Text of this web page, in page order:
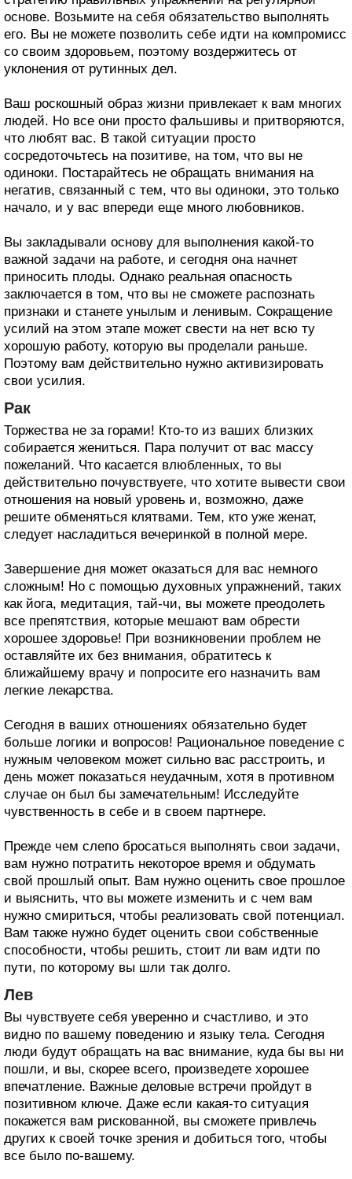
основе. Возьмите на себя обязательство выполнять
его. Вы не можете позволить себе идти на компромисс
со своим здоровьем, поэтому воздержитесь от
уклонения от рутинных дел.
Ваш роскошный образ жизни привлекает к вам многих
людей. Но все они просто фальшивы и притворяются,
что любят вас. В такой ситуации просто
сосредоточьтесь на позитиве, на том, что вы не
одиноки. Постарайтесь не обращать внимания на
негатив, связанный с тем, что вы одиноки, это только
начало, и у вас впереди еще много любовников.
Вы закладывали основу для выполнения какой-то
важной задачи на работе, и сегодня она начнет
приносить плоды. Однако реальная опасность
заключается в том, что вы не сможете распознать
признаки и станете унылым и ленивым. Сокращение
усилий на этом этапе может свести на нет всю ту
хорошую работу, которую вы проделали раньше.
Поэтому вам действительно нужно активизировать
свои усилия.
Рак
Торжества не за горами! Кто-то из ваших близких
собирается жениться. Пара получит от вас массу
пожеланий. Что касается влюбленных, то вы
действительно почувствуете, что хотите вывести свои
отношения на новый уровень и, возможно, даже
решите обменяться клятвами. Тем, кто уже женат,
следует насладиться вечеринкой в полной мере.
Завершение дня может оказаться для вас немного
сложным! Но с помощью духовных упражнений, таких
как йога, медитация, тай-чи, вы можете преодолеть
все препятствия, которые мешают вам обрести
хорошее здоровье! При возникновении проблем не
оставляйте их без внимания, обратитесь к
ближайшему врачу и попросите его назначить вам
легкие лекарства.
Сегодня в ваших отношениях обязательно будет
больше логики и вопросов! Рациональное поведение с
нужным человеком может сильно вас расстроить, и
день может показаться неудачным, хотя в противном
случае он был бы замечательным! Исследуйте
чувственность в себе и в своем партнере.
Прежде чем слепо бросаться выполнять свои задачи,
вам нужно потратить некоторое время и обдумать
свой прошлый опыт. Вам нужно оценить свое прошлое
и выяснить, что вы можете изменить и с чем вам
нужно смириться, чтобы реализовать свой потенциал.
Вам также нужно будет оценить свои собственные
способности, чтобы решить, стоит ли вам идти по
пути, по которому вы шли так долго.
Лев
Вы чувствуете себя уверенно и счастливо, и это
видно по вашему поведению и языку тела. Сегодня
люди будут обращать на вас внимание, куда бы вы ни
пошли, и вы, скорее всего, произведете хорошее
впечатление. Важные деловые встречи пройдут в
позитивном ключе. Даже если какая-то ситуация
покажется вам рискованной, вы сможете привлечь
других к своей точке зрения и добиться того, чтобы
все было по-вашему.